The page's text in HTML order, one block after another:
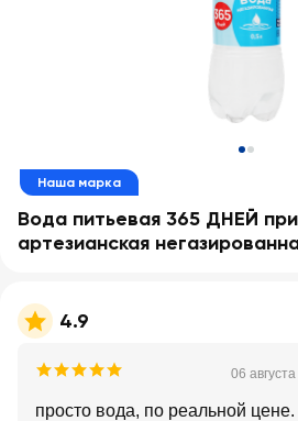
Наша марка
Вода питьевая 365 ДНЕЙ
артезианская
4.9
06
просто вода, по реальной цене.